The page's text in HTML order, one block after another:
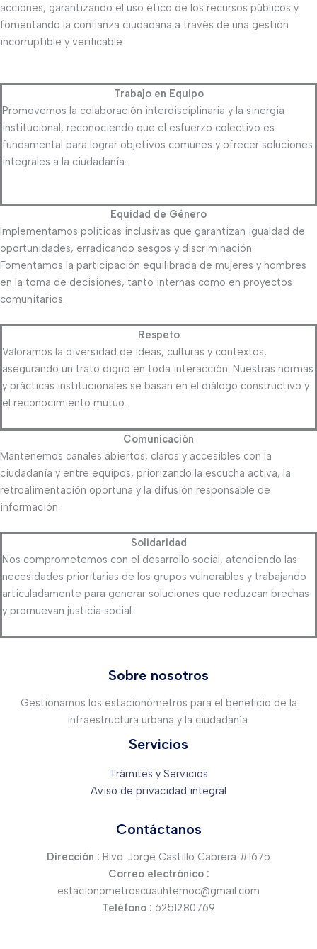
acciones, garantizando el uso ético de los recursos públicos y
fomentando la confianza ciudadana a través de una gestión
incorruptible y verificable.
Trabajo en Equipo
Promovemos la colaboración interdisciplinaria y la sinergia
institucional, reconociendo que el esfuerzo colectivo es
fundamental para lograr objetivos comunes y ofrecer soluciones
integrales a la ciudadanía.
Equidad de Género
Implementamos políticas inclusivas que garantizan igualdad de
oportunidades, erradicando sesgos y discriminación.
Fomentamos la participación equilibrada de mujeres y hombres
en la toma de decisiones, tanto internas como en proyectos
comunitarios.
Respeto
Valoramos la diversidad de ideas, culturas y contextos,
asegurando un trato digno en toda interacción. Nuestras normas
y prácticas institucionales se basan en el diálogo constructivo y
el reconocimiento mutuo.
Comunicación
Mantenemos canales abiertos, claros y accesibles con la
ciudadanía y entre equipos, priorizando la escucha activa, la
retroalimentación oportuna y la difusión responsable de
información.
Solidaridad
Nos comprometemos con el desarrollo social, atendiendo las
necesidades prioritarias de los grupos vulnerables y trabajando
articuladamente para generar soluciones que reduzcan brechas
y promuevan justicia social.
Sobre nosotros
Gestionamos los estacionómetros para el beneficio de la
infraestructura urbana y la ciudadanía.
Servicios
Trámites y Servicios
Aviso de privacidad integral
Contáctanos
Dirección : Blvd. Jorge Castillo Cabrera #1675
Correo electrónico :
estacionometroscuauhtemoc@gmail.com
Teléfono : 6251280769